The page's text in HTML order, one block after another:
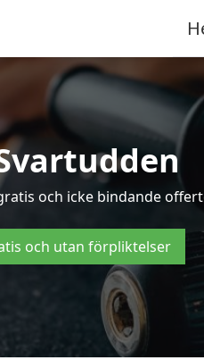
och icke bindande
och utan förpliktelser